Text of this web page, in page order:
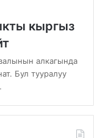
кыргыз
алкагында
Бул тууралуу